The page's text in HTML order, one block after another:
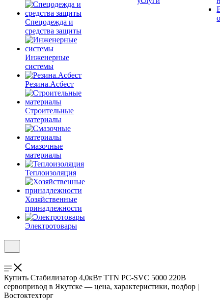
Спецодежда и
средства защиты
Инженерные
системы
Резина.Асбест
Строительные
материалы
Смазочные
материалы
Теплоизоляция
Хозяйственные
принадлежности
Электротовары
Купить Стабилизатор 4,0кВт TTN PC-SVC 5000 220В
сервопривод в Якутске — цена, характеристики, подбор |
Востоктехторг